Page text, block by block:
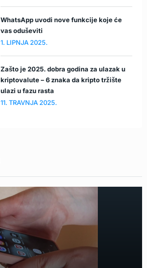
WhatsApp uvodi nove funkcije koje će
vas oduševiti
1. LIPNJA 2025.
Zašto je 2025. dobra godina za ulazak u
kriptovalute – 6 znaka da kripto tržište
ulazi u fazu rasta
11. TRAVNJA 2025.